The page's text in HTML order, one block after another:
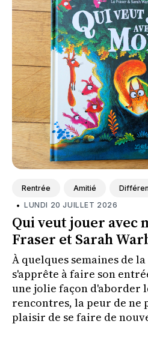
Rentrée Amitié
• LUNDI 20 JUILLET 2026
Qui veut jouer avec
Fraser et Sarah
À quelques semaines de
s'apprête à faire son
une jolie façon d'aborder
rencontres, la peur de ne
plaisir de se faire de